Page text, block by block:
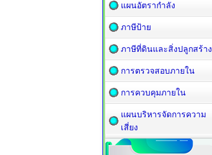
แผนอัตรากำลัง
ภาษีป้าย
ภาษีที่ดินและสิ่งปลูกสร้าง
การตรวจสอบภายใน
การควบคุมภายใน
แผนบริหารจัดการความ
เสี่ยง